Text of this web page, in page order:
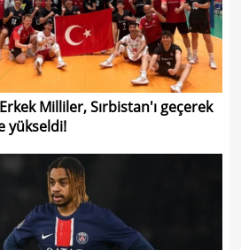
Milliler, Sırbistan'ı geçerek
yükseldi!